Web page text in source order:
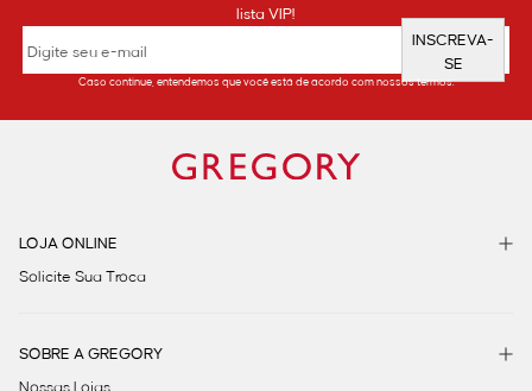
lista VIP!
INSCREVA-
SE
Caso continue, entendemos que você está de acordo com nossos termos.
LOJA ONLINE
Solicite Sua Troca
SOBRE A GREGORY